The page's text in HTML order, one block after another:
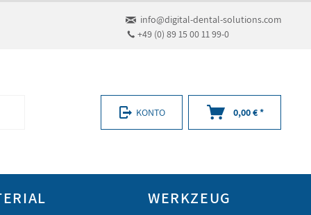
info@digital-dental-solutions.com
+49 (0) 89 15 00 11 99-0
KONTO 0,00 € *
WERKZEUG